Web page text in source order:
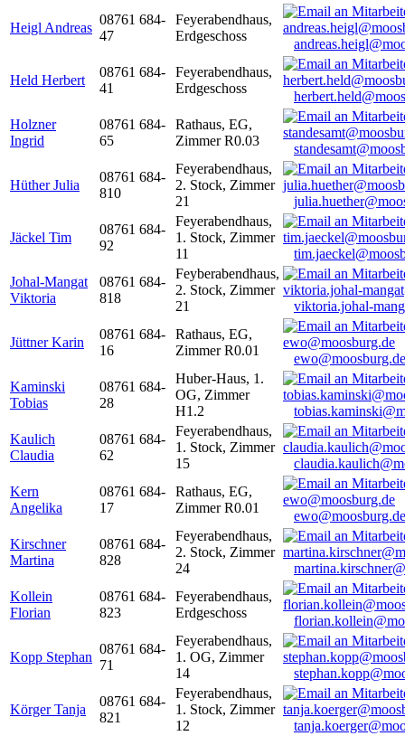
Heigl Andreas
08761 684-
47
Feyerabendhaus,
Erdgeschoss
Held Herbert
08761 684-
41
Feyerabendhaus,
Erdgeschoss
Holzner
Ingrid
08761 684-
65
Rathaus, EG,
Zimmer R0.03
Hüther Julia
08761 684-
810
Feyerabendhaus,
2. Stock, Zimmer
21
Jäckel Tim
08761 684-
92
Feyerabendhaus,
1. Stock, Zimmer
11
Johal-Mangat
Viktoria
08761 684-
818
Feyberabendhaus,
2. Stock, Zimmer
21
viktoria.johal-
Jüttner Karin
08761 684-
16
Rathaus, EG,
Zimmer R0.01
ewo@moosburg.de
Kaminski
Tobias
08761 684-
28
Huber-Haus, 1.
OG, Zimmer
H1.2
Kaulich
Claudia
08761 684-
62
Feyerabendhaus,
1. Stock, Zimmer
15
Kern
Angelika
08761 684-
17
Rathaus, EG,
Zimmer R0.01
ewo@moosburg.de
Kirschner
Martina
08761 684-
828
Feyerabendhaus,
2. Stock, Zimmer
24
Kollein
Florian
08761 684-
823
Feyerabendhaus,
Erdgeschoss
Kopp Stephan
08761 684-
71
Feyerabendhaus,
1. OG, Zimmer
14
Körger Tanja
08761 684-
821
Feyerabendhaus,
1. Stock, Zimmer
12